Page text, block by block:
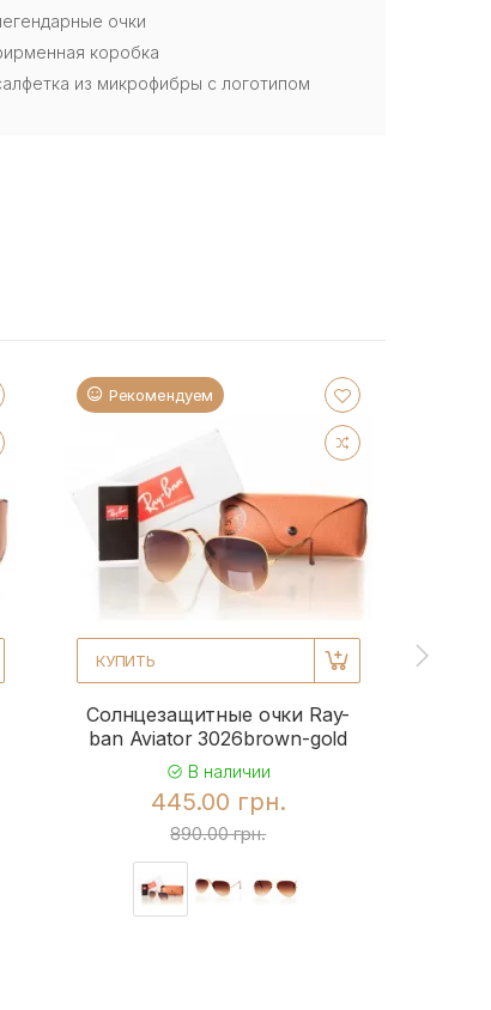
очки
коробка
из микрофибры с логотипом
Рекомендуем
КУПИТЬ
Солнцезащитные очки Ray-
ban Aviator 3026brown-gold
В наличии
445.00 грн.
890.00 грн.